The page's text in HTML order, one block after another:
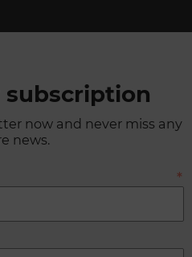
now and never miss any
news.